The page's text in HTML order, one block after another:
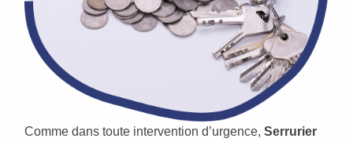
Comme dans toute intervention d’urgence, Serrurier